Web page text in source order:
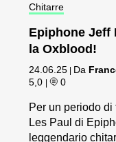
Chitarre
Epiphone Jeff
la Oxblood!
24.06.25 | Da
5,0 | 0
Per un periodo
Les Paul di
leggendario